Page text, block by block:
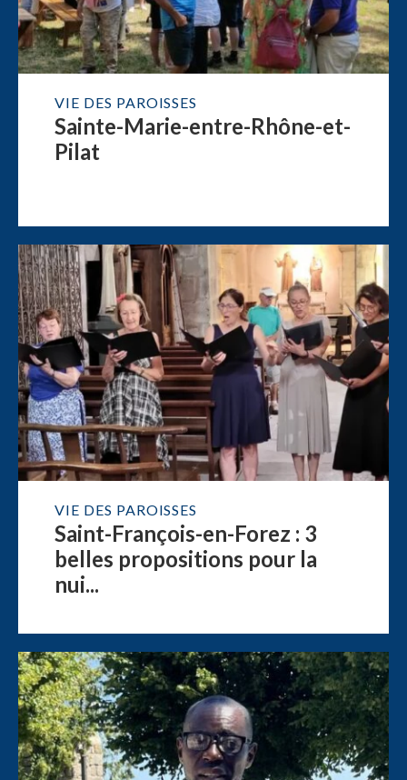
VIE DES PAROISSES
Sainte-Marie-entre-Rhône-et-
Pilat
VIE DES PAROISSES
Saint-François-en-Forez : 3
belles propositions pour la
nui...